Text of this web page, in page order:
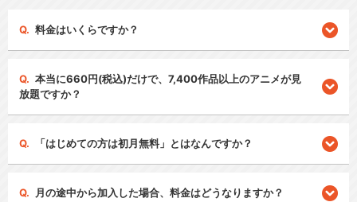
料金はいくらですか？
本当に660円(税込)だけで、7,400作品以上のアニメが見
放題ですか？
「はじめての方は初月無料」とはなんですか？
月の途中から加入した場合、料金はどうなりますか？